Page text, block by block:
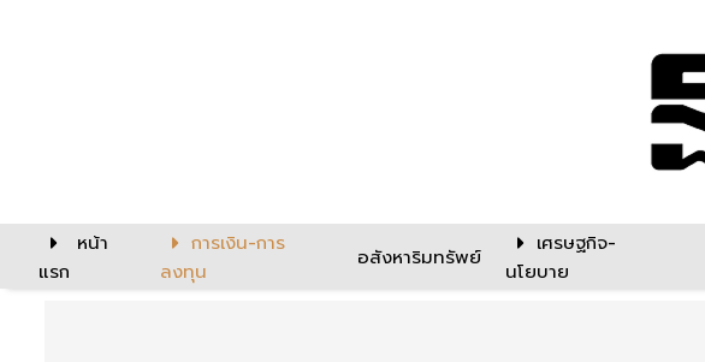
หน้า
แรก
การเงิน-การ
ลงทุน
อสังหาริมทรัพย์
เศรษฐกิจ-
นโยบาย